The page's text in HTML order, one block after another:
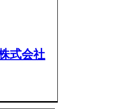
式会社